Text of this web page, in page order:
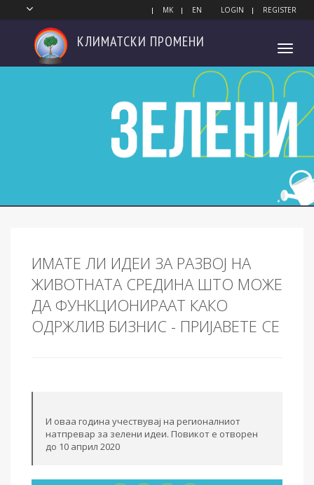
MK EN LOGIN REGISTER
Toggle
КЛИМАТСКИ ПРОМЕНИ
ИМАТЕ ЛИ ИДЕИ ЗА РАЗВОЈ НА
ЖИВОТНАТА СРЕДИНА ШТО МОЖЕ
ДА ФУНКЦИОНИРААТ КАКО
ОДРЖЛИВ БИЗНИС - ПРИЈАВЕТЕ СЕ
И оваа година учествувај на регионалниот
натпревар за зелени идеи. Повикот е отворен
до 10 aприл 2020